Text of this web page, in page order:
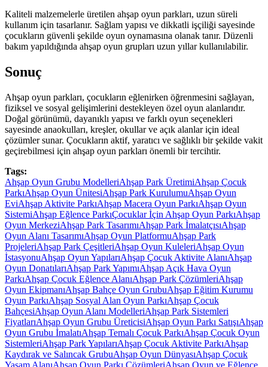
Kaliteli malzemelerle üretilen ahşap oyun parkları, uzun süreli
kullanım için tasarlanır. Sağlam yapısı ve dikkatli işçiliği sayesinde
çocukların güvenli şekilde oyun oynamasına olanak tanır. Düzenli
bakım yapıldığında ahşap oyun grupları uzun yıllar kullanılabilir.
Sonuç
Ahşap oyun parkları, çocukların eğlenirken öğrenmesini sağlayan,
fiziksel ve sosyal gelişimlerini destekleyen özel oyun alanlarıdır.
Doğal görünümü, dayanıklı yapısı ve farklı oyun seçenekleri
sayesinde anaokulları, kreşler, okullar ve açık alanlar için ideal
çözümler sunar. Çocukların aktif, yaratıcı ve sağlıklı bir şekilde vakit
geçirebilmesi için ahşap oyun parkları önemli bir tercihtir.
Tags:
Ahşap Oyun Grubu ModelleriAhşap Park ÜretimiAhşap Çocuk
ParkıAhşap Oyun ÜnitesiAhşap Park KurulumuAhşap Oyun
EviAhşap Aktivite ParkıAhşap Macera Oyun ParkıAhşap Oyun
SistemiAhşap Eğlence ParkıÇocuklar İçin Ahşap Oyun ParkıAhşap
Oyun MerkeziAhşap Park TasarımıAhşap Park İmalatçısıAhşap
Oyun Alanı TasarımıAhşap Oyun PlatformuAhşap Park
ProjeleriAhşap Park ÇeşitleriAhşap Oyun KuleleriAhşap Oyun
İstasyonuAhşap Oyun YapılarıAhşap Çocuk Aktivite AlanıAhşap
Oyun DonatılarıAhşap Park YapımıAhşap Açık Hava Oyun
ParkıAhşap Çocuk Eğlence AlanıAhşap Park ÇözümleriAhşap
Oyun EkipmanıAhşap Bahçe Oyun GrubuAhşap Eğitim Kurumu
Oyun ParkıAhşap Sosyal Alan Oyun ParkıAhşap Çocuk
BahçesiAhşap Oyun Alanı ModelleriAhşap Park Sistemleri
FiyatlarıAhşap Oyun Grubu ÜreticisiAhşap Oyun Parkı SatışıAhşap
Oyun Grubu İmalatıAhşap Temalı Çocuk ParkıAhşap Çocuk Oyun
SistemleriAhşap Park YapılarıAhşap Çocuk Aktivite ParkıAhşap
Kaydırak ve Salıncak GrubuAhşap Oyun DünyasıAhşap Çocuk
Yaşam AlanıAhşap Oyun Parkı ÇözümleriAhşap Oyun ve Eğlence